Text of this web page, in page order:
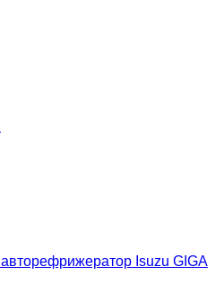
авторефрижератор Isuzu GIGA